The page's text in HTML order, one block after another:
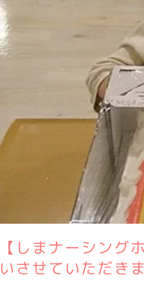
【しまナーシング
いさせていただきま